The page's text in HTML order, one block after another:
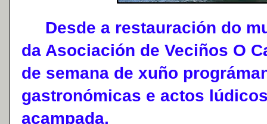
Desde a restauración do
da Asociación de Veciños O
de semana de xuño
gastronómicas e actos
acampada.